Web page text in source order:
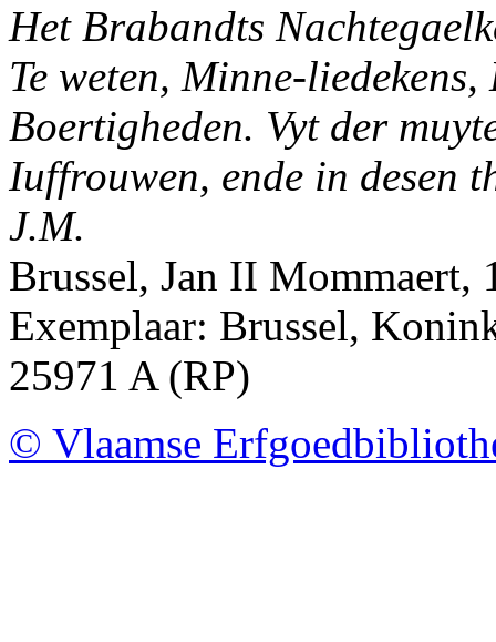
Het Brabandts
Te weten, Minne-
Boertigheden. Vyt der
Iuffrouwen, ende in desen
J.M.
Brussel, Jan II Mommaert,
Exemplaar: Brussel,
25971 A (RP)
© Vlaamse